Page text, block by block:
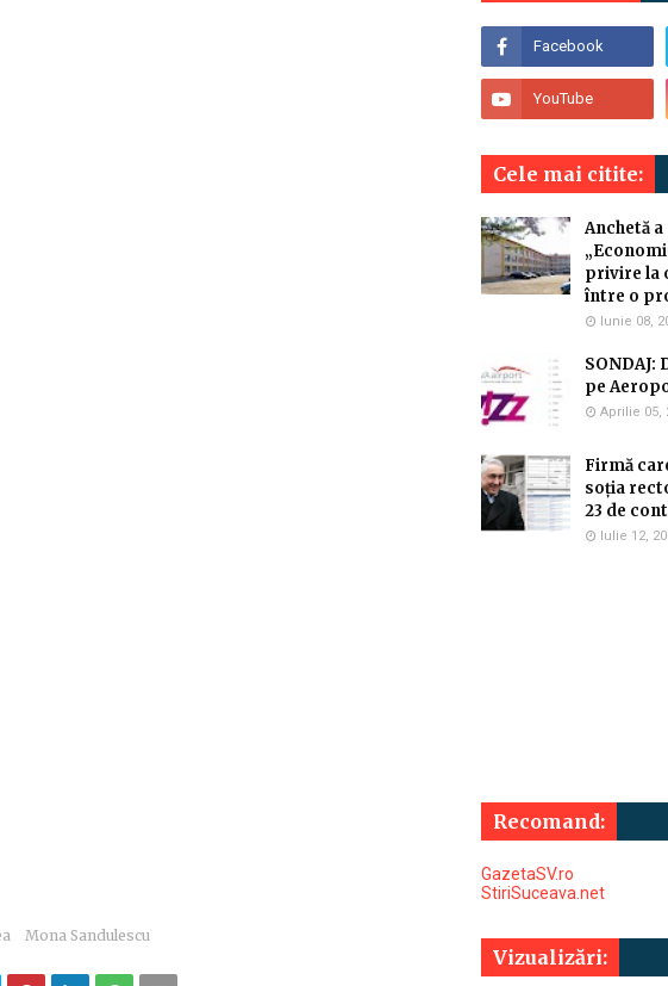
Mona Sandulescu
Cele mai citite:
Anchetă
privire la
între o
Iunie 08,
SONDAJ:
pe
Aprilie 05,
Firmă
soția
23 de
Iulie 12,
Recomand:
GazetaSV.ro
StiriSuceava.net
Vizualizări: